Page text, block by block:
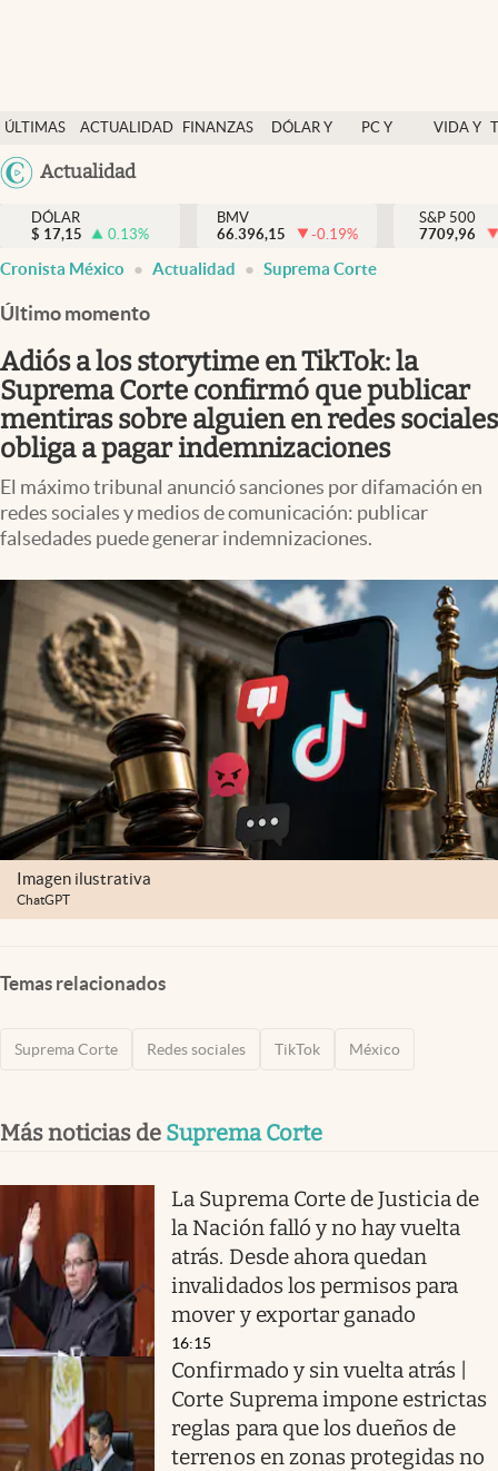
ÚLTIMAS
NOTICIAS
ACTUALIDAD
FINANZAS
DÓLAR Y
PC Y
VIDA Y
México
Actualidad
Actualidad
Finanzas y economía
Dólar y mercados
Opinión
Pc y celular
Vida y estilo
Clima
abre en nueva pestaña
México
DÓLAR
$ 17,15 0.13%
BMV
66.396,15
-0.19%
S&P 500
7709,96
Cronista México Actualidad Suprema Corte
Último momento
Adiós a los storytime en TikTok: la
Suprema Corte confirmó que publicar
mentiras sobre alguien en redes sociales
obliga a pagar indemnizaciones
El máximo tribunal anunció sanciones por difamación en
redes sociales y medios de comunicación: publicar
falsedades puede generar indemnizaciones.
Imagen ilustrativa
ChatGPT
Temas relacionados
Suprema Corte Redes sociales TikTok México
Más noticias de Suprema Corte
La Suprema Corte de Justicia de
la Nación falló y no hay vuelta
atrás. Desde ahora quedan
invalidados los permisos para
mover y exportar ganado
16:15
Confirmado y sin vuelta atrás |
Corte Suprema impone estrictas
reglas para que los dueños de
terrenos en zonas protegidas no